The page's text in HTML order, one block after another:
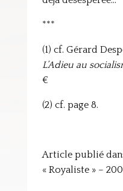
***
(1) cf. Gérard
L’Adieu au
€
(2) cf. page 8.
Article publié
« Royaliste » –